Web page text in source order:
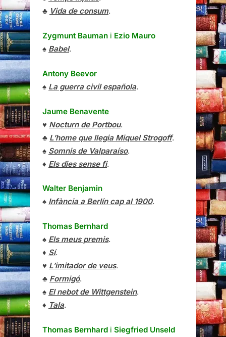
♣ Vida de consum.
Zygmunt Bauman i Ezio Mauro
♠ Babel.
Antony Beevor
♠ La guerra civil española.
Jaume Benavente
♥ Nocturn de Portbou.
♣ L’home que llegia Miquel Strogoff.
♠ Somnis de Valparaíso.
♦ Els dies sense fi.
Walter Benjamin
♠ Infància a Berlín cap al 1900.
Thomas Bernhard
♠ Els meus premis.
♦ Sí.
♥ L’imitador de veus.
♣ Formigó.
♠ El nebot de Wittgenstein.
♦ Tala.
Thomas Bernhard i Siegfried Unseld